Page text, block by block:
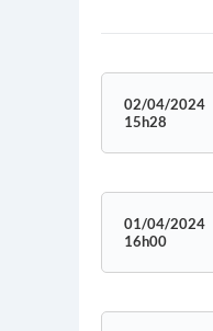
02/04/2024
15h28
01/04/2024
16h00